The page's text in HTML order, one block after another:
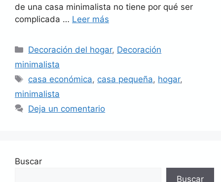
de una casa minimalista no tiene por qué ser
complicada … Leer más
Categorías
Decoración del hogar, Decoración
minimalista
Etiquetas
casa económica, casa pequeña, hogar,
minimalista
Deja un comentario
Buscar
Buscar